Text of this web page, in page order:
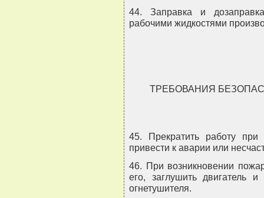
44. Заправка и
рабочими жидкостями
ТРЕБОВАНИЯ
45. Прекратить работу при
привести к аварии или
46. При возникновении
его, заглушить двигатель
огнетушителя.